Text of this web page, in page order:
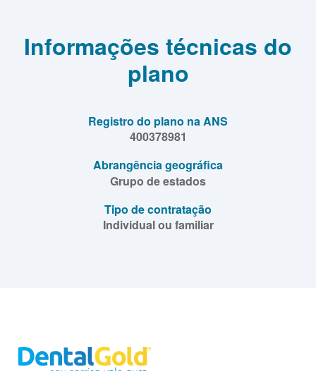
Informações técnicas do
plano
Registro do plano na ANS
400378981
Abrangência geográfica
Grupo de estados
Tipo de contratação
Individual ou familiar